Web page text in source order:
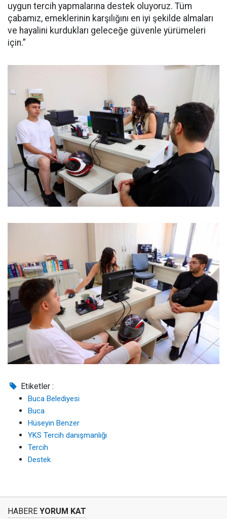
uygun tercih yapmalarına destek oluyoruz. Tüm
çabamız, emeklerinin karşılığını en iyi şekilde almaları
ve hayalini kurdukları geleceğe güvenle yürümeleri
için.”
Etiketler :
Buca Belediyesi
Buca
Hüseyin Benzer
YKS Tercih danışmanlığı
Tercih
Destek
HABERE YORUM KAT